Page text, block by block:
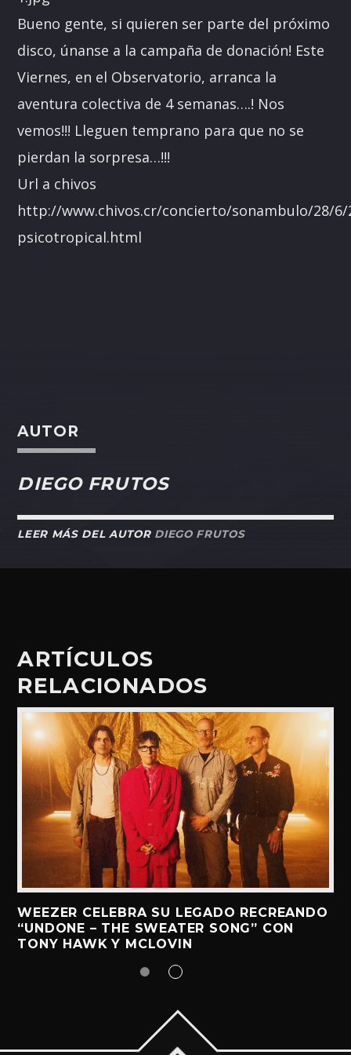
Bueno gente, si quieren ser parte del próximo
disco, únanse a la campaña de donación! Este
Viernes, en el Observatorio, arranca la
aventura colectiva de 4 semanas….! Nos
vemos!!! Lleguen temprano para que no se
pierdan la sorpresa…!!!
Url a chivos
http://www.chivos.cr/concierto/sonambulo/28/
psicotropical.html
AUTOR
DIEGO FRUTOS
LEER MÁS DEL AUTOR DIEGO FRUTOS
ARTÍCULOS
RELACIONADOS
WEEZER CELEBRA SU LEGADO RECREANDO
“UNDONE – THE SWEATER SONG” CON
TONY HAWK Y MCLOVIN